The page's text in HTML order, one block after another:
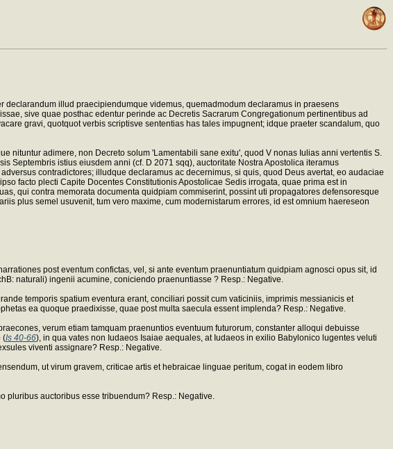
illud praecipiendumque videmus, quemadmodum declaramus in praesens
sive quae posthac edentur perinde ac Decretis Sacrarum Congregationum pertinentibus ad
gravi, quotquot verbis scriptisve sententias has tales impugnent; idque praeter scandalum, quo
nituntur adimere, non Decreto solum 'Lamentabili sane exitu', quod V nonas Iulias anni vertentis S.
Septembris istius eiusdem anni (cf. D 2071 sqq), auctoritate Nostra Apostolica iteramus
contradictores; illudque declaramus ac decernimus, si quis, quod Deus avertat, eo audaciae
facto plecti Capite Docentes Constitutionis Apostolicae Sedis irrogata, quae prima est in
qui contra memorata documenta quidpiam commiserint, possint uti propagatores defensoresque
plus semel usuvenit, tum vero maxime, cum modernistarum errores, id est omnium haereseon
post eventum confictas, vel, si ante eventum praenuntiatum quidpiam agnosci opus sit, id
naturali) ingenii acumine, coniciendo praenuntiasse ? Resp.: Negative.
temporis spatium eventura erant, conciliari possit cum vaticiniis, imprimis messianicis et
ea quoque praedixisse, quae post multa saecula essent implenda? Resp.: Negative.
verum etiam tamquam praenuntios eventuum futurorum, constanter alloqui debuisse
(Is 40-66), in qua vates non Iudaeos Isaiae aequales, at Iudaeos in exilio Babylonico lugentes veluti
viventi assignare? Resp.: Negative.
ut virum gravem, criticae artis et hebraicae linguae peritum, cogat in eodem libro
pluribus auctoribus esse tribuendum? Resp.: Negative.